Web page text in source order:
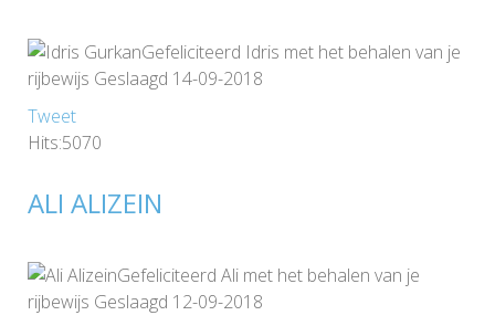
Gefeliciteerd Idris met het behalen van je
rijbewijs Geslaagd 14-09-2018
Tweet
Hits:5070
ALI ALIZEIN
Gefeliciteerd Ali met het behalen van je
rijbewijs Geslaagd 12-09-2018